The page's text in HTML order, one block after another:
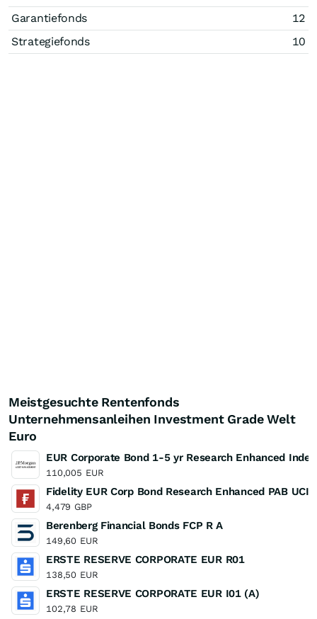
Garantiefonds
12
Strategiefonds
10
Meistgesuchte Rentenfonds
Unternehmensanleihen Investment Grade Welt
Euro
EUR Corporate Bond 1-5 yr Research Enhanced
110,005 EUR
Fidelity EUR Corp Bond Research Enhanced PAB
4,479 GBP
Berenberg Financial Bonds FCP R A
149,60 EUR
ERSTE RESERVE CORPORATE EUR R01
138,50 EUR
ERSTE RESERVE CORPORATE EUR I01 (A)
102,78 EUR